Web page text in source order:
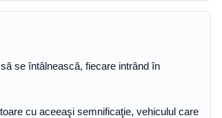
se întâlnească, fiecare intrând în
cu aceeaşi semnificaţie, vehiculul care